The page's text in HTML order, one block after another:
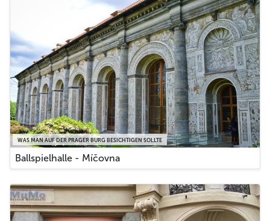
WAS MAN AUF DER PRAGER BURG BESICHTIGEN SOLLTE
Ballspielhalle - Míčovna